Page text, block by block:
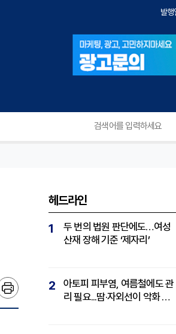
발
헤드라인
1
두 번의 법원 판단에도…여성
산재 장해 기준 ‘제자리’
2
아토피 피부염, 여름철에도 관
리 필요...땀·자외선이 악화 요